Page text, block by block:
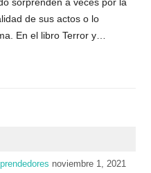
de sus actos o lo
En el libro Terror y…
noviembre 1, 2021